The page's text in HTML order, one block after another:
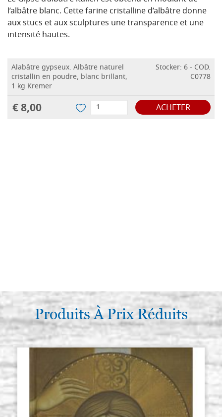
l’albâtre blanc. Cette farine cristalline d’albâtre donne
aux stucs et aux sculptures une transparence et une
intensité hautes.
Alabâtre gypseux. Albâtre naturel
cristallin en poudre, blanc brillant,
1 kg Kremer
Stocker: 6 - COD.
C0778
€ 8,00 ACHETER
Produits À Prix Réduits